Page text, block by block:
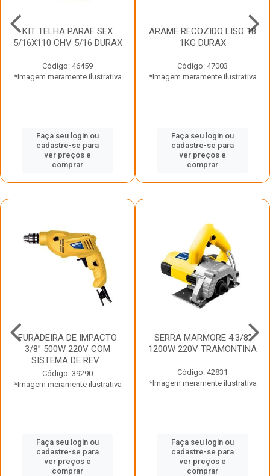
KIT TELHA PARAF SEX
5/16X110 CHV 5/16 DURAX
Código: 46459
*Imagem meramente ilustrativa
Faça seu login ou
cadastre-se para
ver preços e
comprar
ARAME RECOZIDO LISO 18
1KG DURAX
Código: 47003
*Imagem meramente ilustrativa
Faça seu login ou
cadastre-se para
ver preços e
comprar
FURADEIRA DE IMPACTO
3/8” 500W 220V COM
SISTEMA DE REV...
Código: 39290
*Imagem meramente ilustrativa
Faça seu login ou
cadastre-se para
ver preços e
comprar
SERRA MARMORE 4.3/8”
1200W 220V TRAMONTINA
Código: 42831
*Imagem meramente ilustrativa
Faça seu login ou
cadastre-se para
ver preços e
comprar